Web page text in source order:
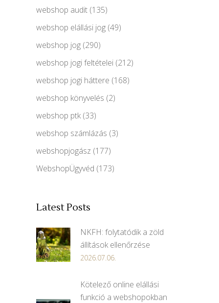
webshop audit (135)
webshop elállási jog (49)
webshop jog (290)
webshop jogi feltételei (212)
webshop jogi háttere (168)
webshop könyvelés (2)
webshop ptk(33)
webshop számlázás (3)
webshopjogász (177)
WebshopÜgyvéd (173)
Latest Posts
NKFH: folytatódik a zöld
állítások ellenőrzése
2026.07.06.
Kötelező online elállási
funkció a webshopokban